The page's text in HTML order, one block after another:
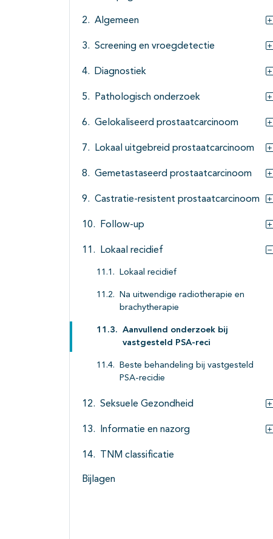
Algemeen
Screening en vroegdetectie
Diagnostiek
Pathologisch onderzoek
Gelokaliseerd prostaatcarcinoom
Lokaal uitgebreid prostaatcarcinoom
Gemetastaseerd prostaatcarcinoom
Castratie-resistent prostaatcarcinoom
Follow-up
Lokaal recidief
Lokaal recidief
Na uitwendige radiotherapie en
brachytherapie
Aanvullend onderzoek bij
vastgesteld PSA-reci
Beste behandeling bij vastgesteld
PSA-recidie
Seksuele Gezondheid
Informatie en nazorg
TNM classificatie
Bijlagen